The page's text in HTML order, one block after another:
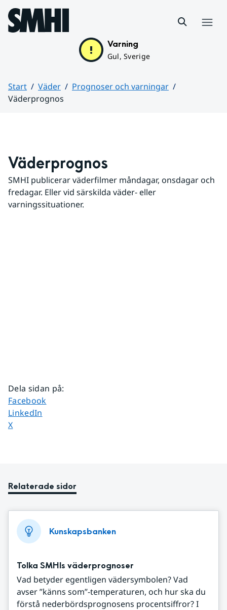
Hoppa till sidans innehåll
Varning
Gul, Sverige
Start Väder
Prognoser och varningar
Väderprognos
Väderprognos
SMHI publicerar väderfilmer måndagar, onsdagar och
fredagar. Eller vid särskilda väder- eller
varningssituationer.
Dela sidan på:
Dela sidan på
Facebook
Dela sidan på
LinkedIn
Dela sidan på
X
Relaterade sidor
Kunskapsbanken
Tolka SMHIs väderprognoser
Vad betyder egentligen vädersymbolen? Vad
avser ”känns som”-temperaturen, och hur ska du
förstå nederbördsprognosens procentsiffror? I